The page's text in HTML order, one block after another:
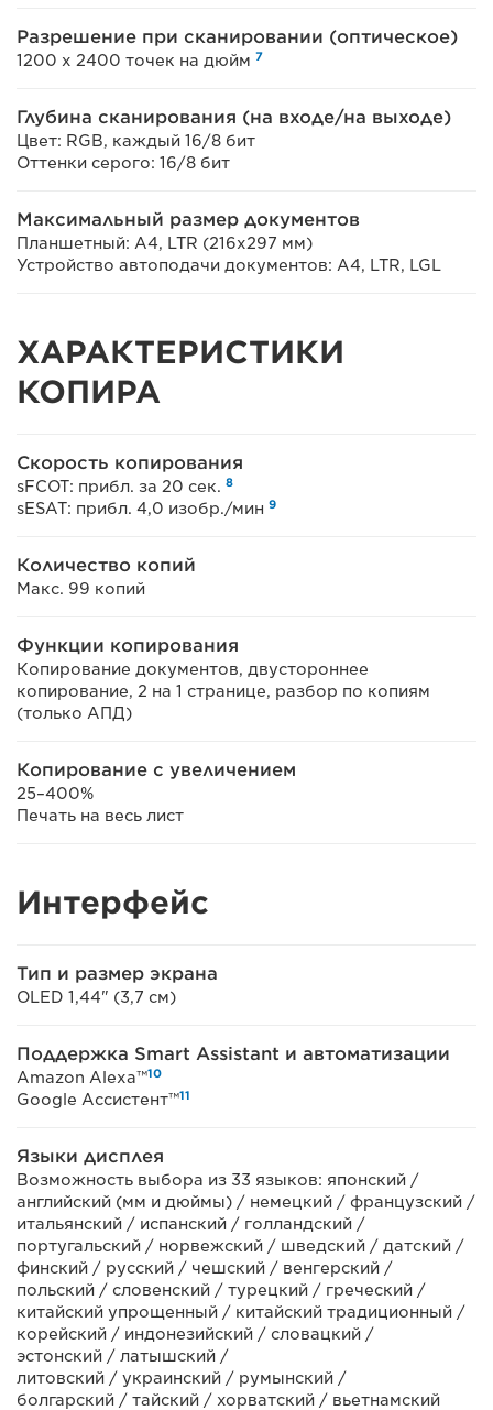
Разрешение при сканировании (оптическое)
1200 x 2400 точек на дюйм 7
Глубина сканирования (на входе/на выходе)
Цвет: RGB, каждый 16/8 бит
Оттенки серого: 16/8 бит
Максимальный размер документов
Планшетный: A4, LTR (216x297 мм)
Устройство автоподачи документов: A4, LTR, LGL
ХАРАКТЕРИСТИКИ
КОПИРА
Скорость копирования
sFCOT: прибл. за 20 сек. 8
sESAT: прибл. 4,0 изобр./мин 9
Количество копий
Макс. 99 копий
Функции копирования
Копирование документов, двустороннее
копирование, 2 на 1 странице, разбор по копиям
(только АПД)
Копирование с увеличением
25–400%
Печать на весь лист
Интерфейс
Тип и размер экрана
OLED 1,44" (3,7 см)
Поддержка Smart Assistant и автоматизации
Amazon Alexa™10
Google Ассистент™11
Языки дисплея
Возможность выбора из 33 языков: японский /
английский (мм и дюймы) / немецкий / французский /
итальянский / испанский / голландский /
португальский / норвежский / шведский / датский /
финский / русский / чешский / венгерский /
польский / словенский / турецкий / греческий /
китайский упрощенный / китайский традиционный /
корейский / индонезийский / словацкий /
эстонский / латышский /
литовский / украинский / румынский /
болгарский / тайский / хорватский / вьетнамский